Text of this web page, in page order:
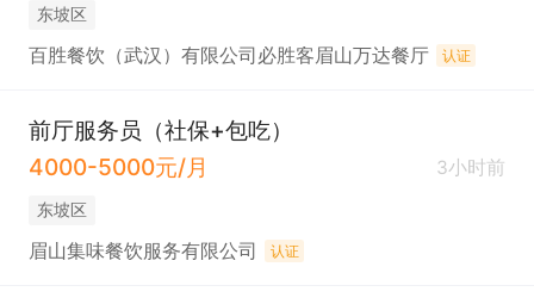
东坡区
百胜餐饮（武汉）有限公司必胜客眉山万达餐厅 认证
前厅服务员（社保+包吃）
4000-5000元/月
3小时前
东坡区
眉山集味餐饮服务有限公司 认证